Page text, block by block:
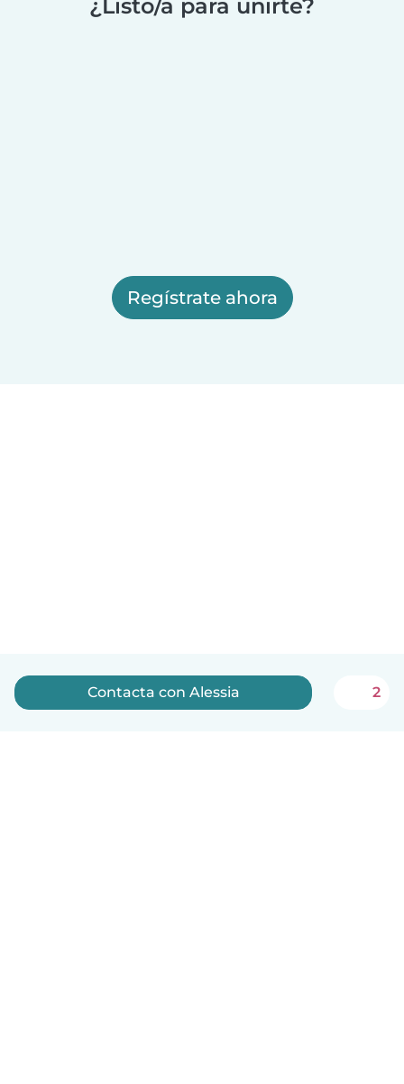
¿Listo/a para unirte?
Regístrate ahora
Contacta con Alessia 2